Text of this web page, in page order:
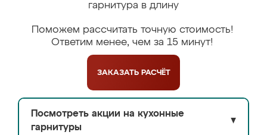
гарнитура в длину
Поможем рассчитать точную стоимость!
Ответим менее, чем за 15 минут!
ЗАКАЗАТЬ РАСЧЁТ
Посмотреть акции на кухонные
гарнитуры
▼